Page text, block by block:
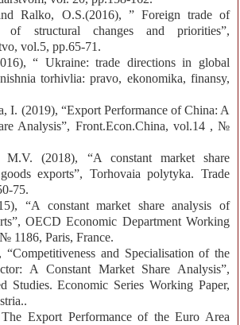
Ralko, O.S.(2016), ” Foreign trade of
of structural changes and priorities”,
vol.5, pp.65-71.
“ Ukraine: trade directions in global
torhivlia: pravo, ekonomika, finansy,
I. (2019), “Export Performance of China: A
Analysis”, Front.Econ.China, vol.14 , №
M.V. (2018), “A constant market share
exports”, Torhovaia polytyka. Trade
75.
“A constant market share analysis of
OECD Economic Department Working
1186, Paris, France.
and Specialisation of the
A Constant Market Share Analysis”,
Studies. Economic Series Working Paper,
Export Performance of the Euro Area